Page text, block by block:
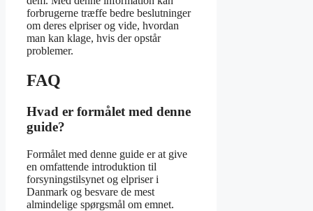
forbrugerne træffe bedre beslutninger
om deres elpriser og vide, hvordan
man kan klage, hvis der opstår
problemer.
FAQ
Hvad er formålet med denne
guide?
Formålet med denne guide er at give
en omfattende introduktion til
forsyningstilsynet og elpriser i
Danmark og besvare de mest
almindelige spørgsmål om emnet.